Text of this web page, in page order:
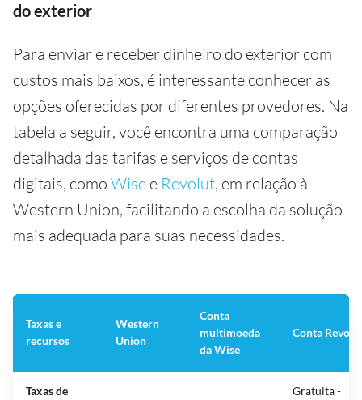
do exterior
Para enviar e receber dinheiro do exterior com
custos mais baixos, é interessante conhecer as
opções oferecidas por diferentes provedores. Na
tabela a seguir, você encontra uma comparação
detalhada das tarifas e serviços de contas
digitais, como Wise e Revolut, em relação à
Western Union, facilitando a escolha da solução
mais adequada para suas necessidades.
Taxas e
recursos
Western
Union
Conta
multimoeda
da Wise
Conta
Taxas de
Gratuita -